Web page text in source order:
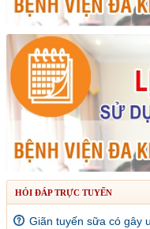
HỎI ĐÁP TRỰC TUYẾN
Giãn tuyến sữa có gây